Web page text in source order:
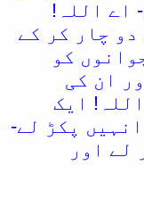
اے اللہ!
دو چار کر کے
کو
ان کی
ایک
پکڑ لے-
لے اور